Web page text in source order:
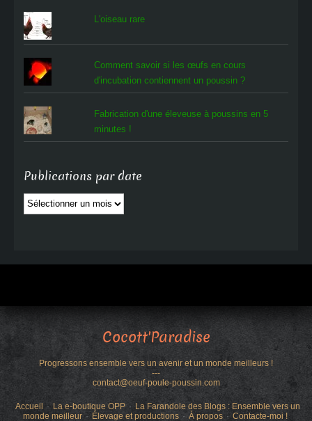
L'oiseau rare
Comment savoir si les œufs en cours
d'incubation contiennent un poussin ?
Fabrication d'une éleveuse à poussins en 5
minutes !
Publications par date
Publications
par
Cocott'Paradise
Progressons ensemble vers un avenir et un monde meilleurs !
---
contact@oeuf-poule-poussin.com
Accueil La e-boutique OPP
La Farandole des Blogs : Ensemble vers un
monde meilleur
Élevage et productions À propos
Contacte-moi !